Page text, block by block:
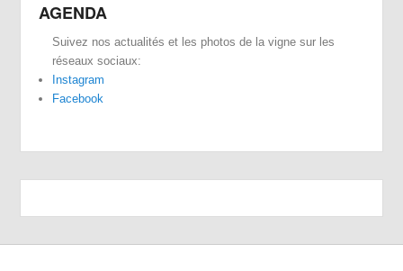
AGENDA
Suivez nos actualités et les photos de la vigne sur les
réseaux sociaux:
Instagram
Facebook